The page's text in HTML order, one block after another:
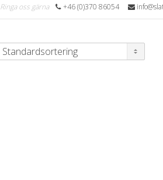
Ringa oss gärna +46 (0)370 86054